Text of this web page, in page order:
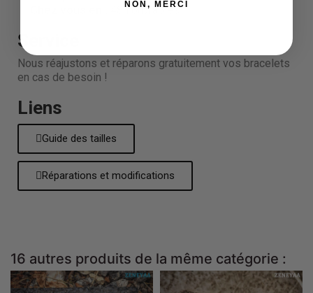
48h ouvrables !
Service
Nous réajustons et réparons gratuitement vos bracelets
en cas de besoin !
Liens
Guide des tailles
Réparations et modifications
16 autres produits de la même catégorie :
NON, MERCI